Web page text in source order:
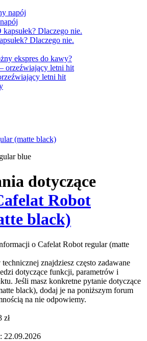
Dlaczego nie.
ekspres do kawy?
letni hit
(matte black)
dotyczące
Robot
black)
o Cafelat Robot regular (matte
znajdziesz często zadawane
dotyczące funkcji, parametrów i
Jeśli masz konkretne pytanie dotyczące
black), dodaj je na poniższym forum
na nie odpowiemy.
zł
22.09.2026